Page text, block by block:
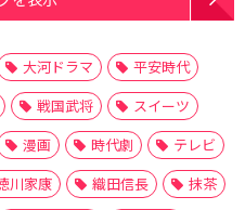
大河ドラマ
平安時代
戦国武将
スイーツ
漫画 時代劇
テレビ
川家康 織田信長
抹茶